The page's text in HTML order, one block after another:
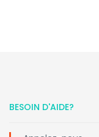
BESOIN D'AIDE?